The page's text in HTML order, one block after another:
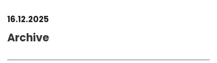
16.12.2025
Archive